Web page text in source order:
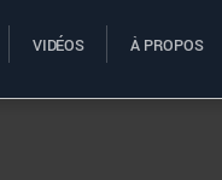
VIDÉOS À PROPOS